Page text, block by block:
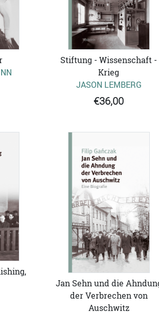
Stiftung - Wissenschaft -
Krieg
JASON LEMBERG
€36,00
Jan Sehn und die
der Verbrechen von
Auschwitz